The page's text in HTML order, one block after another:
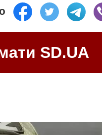
SD.UA